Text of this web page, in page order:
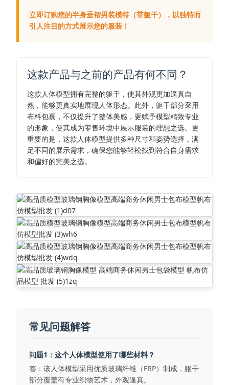
立即订购您的半身垂褶男装模特（带躯干），以独特而
引人注目的方式展示您的服装！
这款产品与之前的产品有何不同？
这款人体模型拥有完整的躯干，使其外观更加逼真自
然，能够更真实地展现人体形态。此外，躯干部分采用
布料包裹，不仅提升了整体美感，更赋予模型精致专业
的形象，使其成为零售环境中展示服装的理想之选。更
重要的是，这款人体模型提供多种尺寸和姿势选择，满
足不同的展示需求，确保您能够轻松找到符合自身需求
和偏好的完美之选。
常见问题解答
问题1：这个人体模型使用了哪些材料？
答：该人体模型采用优质玻璃纤维（FRP）制成，躯干
部分覆盖有专业织物艺术，外观逼真。